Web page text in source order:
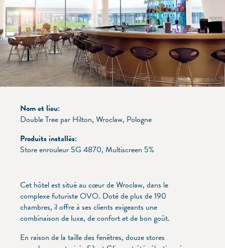
Nom et lieu:
Double Tree par Hilton, Wroclaw, Pologne
Produits installés:
Store enrouleur SG 4870, Multiscreen 5%
Cet hôtel est situé au cœur de Wroclaw, dans le
complexe futuriste OVO. Doté de plus de 190
chambres, il offre à ses clients exigeants une
combinaison de luxe, de confort et de bon goût.
En raison de la taille des fenêtres, douze stores